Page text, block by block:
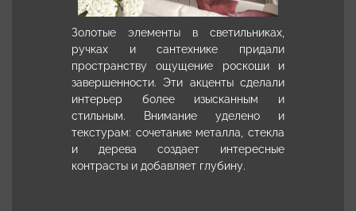
Золотые элементы в светильниках,
ручках и сантехнике придали
пространству ощущение роскоши и
завершенности. Эти акценты сделали
интерьер более изысканным и
стильным. Внимание уделено и
текстурам: сочетание металла, стекла
и дерева создает интересные
контрасты и добавляет глубину.